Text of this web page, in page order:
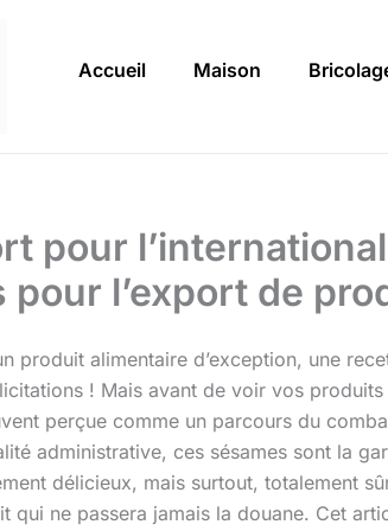
Accueil Maison
pour
pour l’export de
produit alimentaire d’exception, une
! Mais avant de voir vos
perçue comme un parcours du
administrative, ces sésames sont la
délicieux, mais surtout, totalement
qui ne passera jamais la douane. Cet